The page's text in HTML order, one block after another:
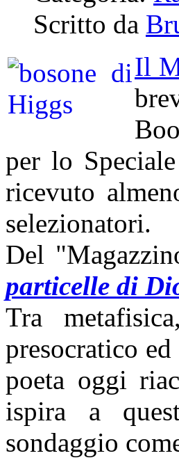
Scritto da
Il
per lo
ricevuto
selezionatori.
Del
particelle di
Tra
presocratico
poeta oggi
ispira a
sondaggio